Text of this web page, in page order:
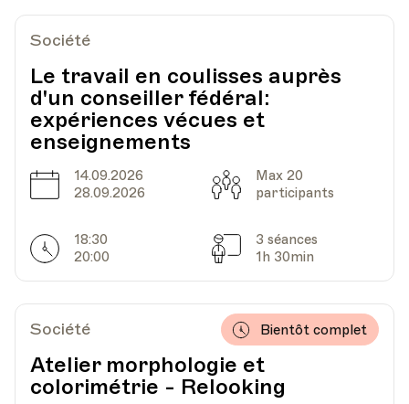
16.09.2026
Lieu
HEP - Haute Ecole Pédagogique - Salle 719
1005, Lausanne
Av. de Cour 33
Date
23.09.2026 Heure
18.45
Lieu
HEP - Haute Ecole Pédagogique - Salle 719
1005, Lausanne
Date30.09.2026 Heure
18.45
Société
Le travail en coulisses auprès
d'un conseiller fédéral:
expériences vécues et
enseignements
Date
14.09.2026
28.09.2026
Capacité
Max 20
participants
Horarires
18:30
20:00
Séances
3 séances
1h 30min
Société
Atelier morphologie et
colorimétrie - Relooking
Bientôt complet